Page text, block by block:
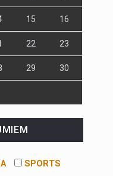
15 16
22 23
29 30
SPORTS